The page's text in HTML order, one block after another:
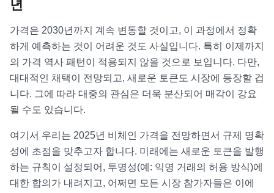
년
가격은 2030년까지 계속 변동할 것이고, 이 과정에서 정확
하게 예측하는 것이 어려운 것도 사실입니다. 특히 이제까지
의 가격 역사 패턴이 적용되지 않을 것으로 보입니다. 다만,
대대적인 채택이 전망되고, 새로운 토큰도 시장에 등장할 겁
니다. 그에 따라 대중의 관심은 더욱 분산되어 매각이 강요
될 수도 있습니다.
여기서 우리는 2025년 비체인 가격을 전망하면서 규제 명확
성에 초점을 맞추고자 합니다. 미래에는 새로운 토큰을 발행
하는 규칙이 설정되어, 투명성(예: 익명 거래의 허용 방식)에
대한 합의가 내려지고, 어쩌면 모든 시장 참가자들은 이에